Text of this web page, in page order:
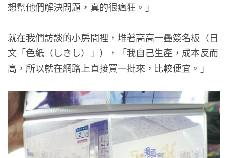
想幫他們解決問題，真的很瘋狂。」
就在我們訪談的小房間裡，堆著高高一疊簽名板（日
文「色紙（しきし）」），「我自己生產，成本反而
高，所以就在網路上直接買一批來，比較便宜。」